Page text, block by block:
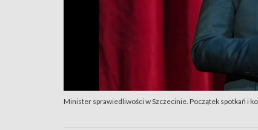
Minister sprawiedliwości w Szczecinie. Początek spotkań i